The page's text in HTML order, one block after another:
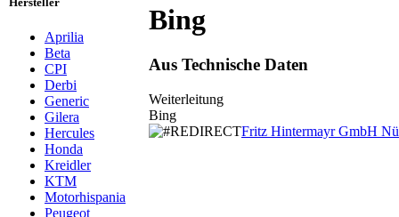
Aprilia
Beta
CPI
Derbi
Generic
Gilera
Hercules
Honda
Kreidler
KTM
Motorhispania
Peugeot
Bing
Aus Technische Daten
Weiterleitung
Wechseln zu:
Bing
Fritz Hintermayr GmbH